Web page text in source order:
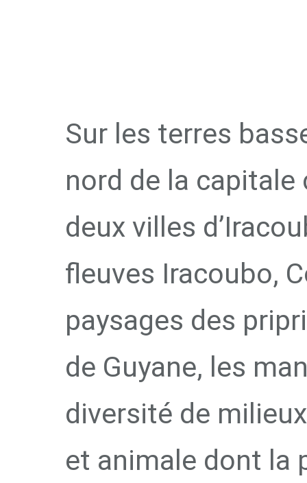
Sur les terres
nord de la capitale
deux villes
fleuves Iracoubo,
paysages des
de Guyane, les
diversité de
et animale dont la